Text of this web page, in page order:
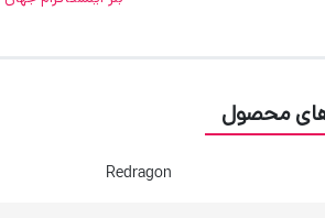
محصول
Redragon